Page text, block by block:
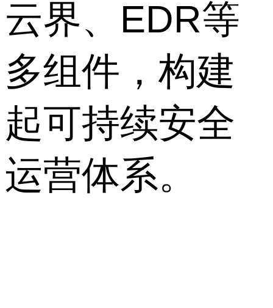
云界、EDR等
多组件，构建
起可持续安全
运营体系。